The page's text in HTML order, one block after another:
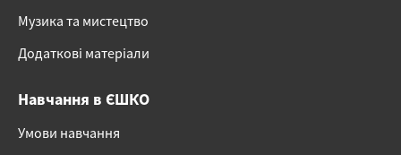
Музика та мистецтво
Додаткові матеріали
Навчання в ЄШКО
Умови навчання